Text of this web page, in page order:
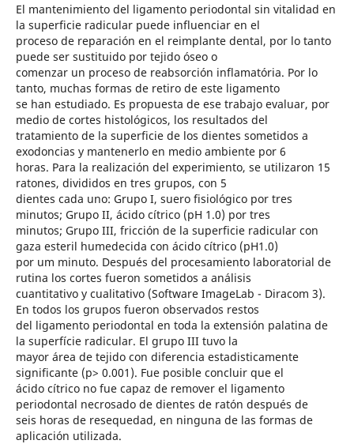
El mantenimiento del ligamento periodontal sin vitalidad en
la superficie radicular puede influenciar en el
proceso de reparación en el reimplante dental, por lo tanto
puede ser sustituido por tejido óseo o
comenzar un proceso de reabsorción inflamatória. Por lo
tanto, muchas formas de retiro de este ligamento
se han estudiado. Es propuesta de ese trabajo evaluar, por
medio de cortes histológicos, los resultados del
tratamiento de la superficie de los dientes sometidos a
exodoncias y mantenerlo en medio ambiente por 6
horas. Para la realización del experimiento, se utilizaron 15
ratones, divididos en tres grupos, con 5
dientes cada uno: Grupo I, suero fisiológico por tres
minutos; Grupo II, ácido cítrico (pH 1.0) por tres
minutos; Grupo III, fricción de la superficie radicular con
gaza esteril humedecida con ácido cítrico (pH1.0)
por um minuto. Después del procesamiento laboratorial de
rutina los cortes fueron sometidos a análisis
cuantitativo y cualitativo (Software ImageLab - Diracom 3).
En todos los grupos fueron observados restos
del ligamento periodontal en toda la extensión palatina de
la superfície radicular. El grupo III tuvo la
mayor área de tejido con diferencia estadisticamente
significante (p> 0.001). Fue posible concluir que el
ácido cítrico no fue capaz de remover el ligamento
periodontal necrosado de dientes de ratón después de
seis horas de resequedad, en ninguna de las formas de
aplicación utilizada.